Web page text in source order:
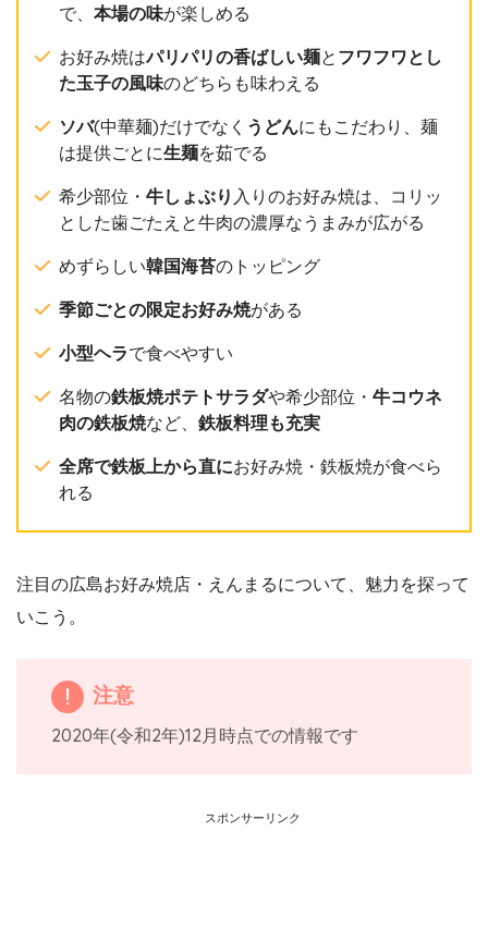
で、本場の味が楽しめる
お好み焼はパリパリの香ばしい麺と フワフワとし
た玉子の風味のどちらも味わえる
ソバ(中華麺)だけでなく うどんにもこだわり、麺
は提供ごとに生麺を茹でる
希少部位・牛しょぶり 入りのお好み焼は、コリッ
とした歯ごたえと牛肉の濃厚なうまみが広がる
めずらしい韓国海苔のトッピング
季節ごとの限定お好み焼がある
小型ヘラで食べやすい
名物の鉄板焼ポテトサラダや希少部位・牛コウネ
肉の鉄板焼など、鉄板料理も充実
全席で鉄板上から直にお好み焼・鉄板焼が食べら
れる
注目の広島お好み焼店・えんまるについて、魅力を探って
いこう。
注意
2020年(令和2年)12月時点での情報です
スポンサーリンク